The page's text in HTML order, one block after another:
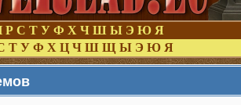
Р С Т У Ф Х Ч Ш Ы Э Ю Я
Т У Ф Х Ц Ч Ш Щ Ы Э Ю Я